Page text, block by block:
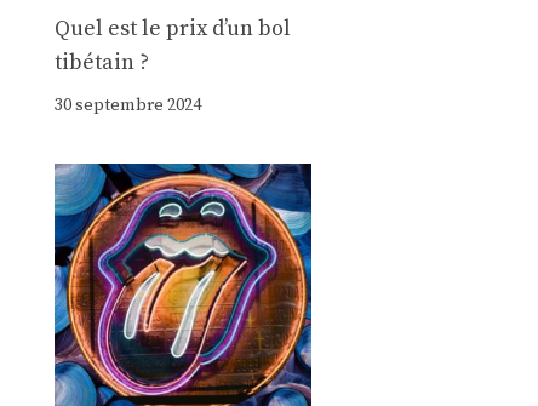
Quel est le prix d’un bol
tibétain ?
30 septembre 2024